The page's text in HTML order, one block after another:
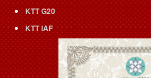
KTT G20
KTT IAF